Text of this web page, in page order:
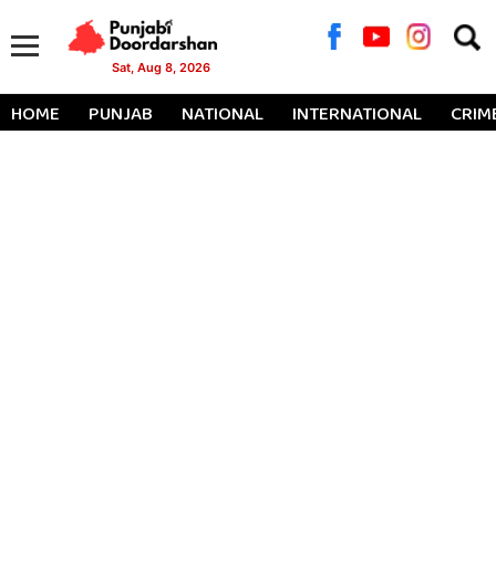
Sat, Aug 8, 2026
for:
HOME PUNJAB NATIONAL INTERNATIONAL